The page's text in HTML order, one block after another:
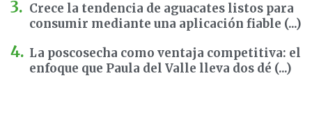
Crece la tendencia de aguacates listos para
consumir mediante una aplicación fiable (...)
La poscosecha como ventaja competitiva: el
enfoque que Paula del Valle lleva dos dé (...)